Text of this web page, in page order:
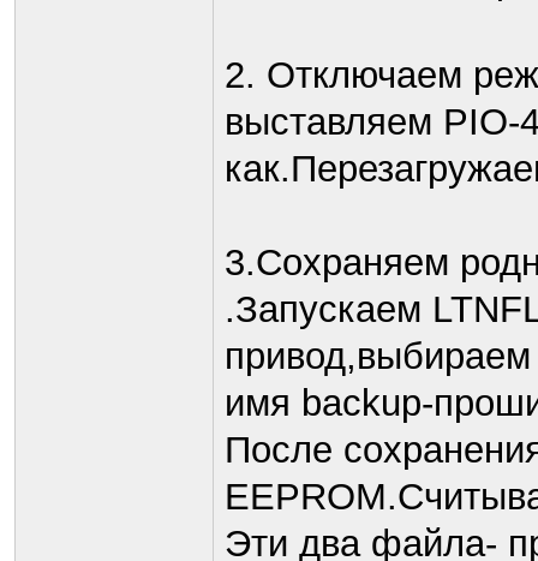
2. Отключаем
выставляем PIO-
3.Сохраняем
.Запускаем
имя backup-
После
Эти два файла-